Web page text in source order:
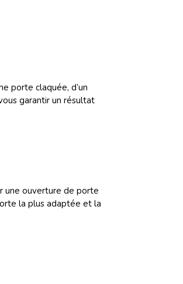
porte claquée, d’un
garantir un résultat
une ouverture de porte
la plus adaptée et la